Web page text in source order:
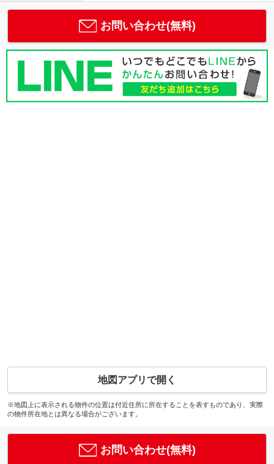
お問い合わせ(無料)
地図アプリで開く
※地図上に表示される物件の位置は付近住所に所在することを表すものであり、実際
の物件所在地とは異なる場合がございます。
お問い合わせ(無料)